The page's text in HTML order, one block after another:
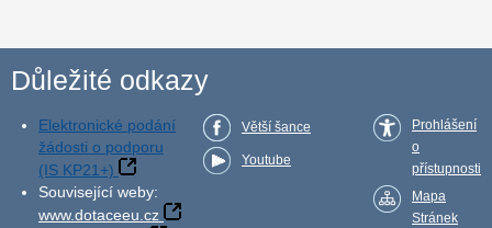
Důležité odkazy
Elektronické podání
žádosti o podporu
(IS KP21+)
Související weby:
www.dotaceeu.cz
Větší šance
Youtube
Prohlášení
o
přístupnosti
Mapa
Stránek